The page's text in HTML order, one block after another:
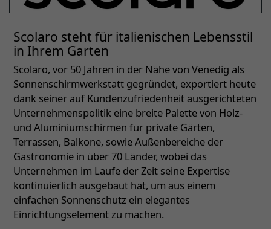
Scolaro steht für italienischen Lebensstil
in Ihrem Garten
Scolaro, vor 50 Jahren in der Nähe von Venedig als
Sonnenschirmwerkstatt gegründet, exportiert heute
dank seiner auf Kundenzufriedenheit ausgerichteten
Unternehmenspolitik eine breite Palette von Holz-
und Aluminiumschirmen für private Gärten,
Terrassen, Balkone, sowie Außenbereiche der
Gastronomie in über 70 Länder, wobei das
Unternehmen im Laufe der Zeit seine Expertise
kontinuierlich ausgebaut hat, um aus einem
einfachen Sonnenschutz ein elegantes
Einrichtungselement zu machen.